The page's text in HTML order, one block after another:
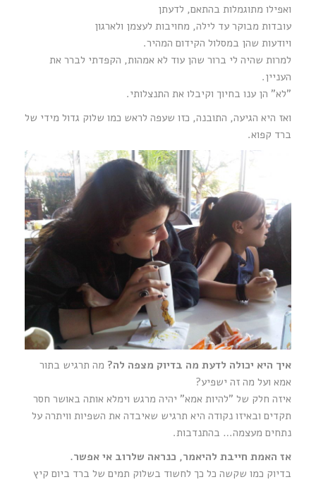
ואפילו מתוגמלות בהתאם, לדעתן
עובדות מבוקר עד לילה, מחויבות לעצמן ולארגון
ויודעות שהן במסלול הקידום המהיר.
למרות שהיה לי ברור שהן עוד לא אמהות, הקפדתי לברר את
העניין.
"לא" הן ענו בחיוך וקיבלו את התנצלותי.
ואז היא הגיעה, התובנה, כזו שעפה לראש כמו שלוק גדול מידי של
ברד קפוא.
איך היא יכולה לדעת מה בדיוק מצפה לה? מה תרגיש בתור
אמא ועל מה זה ישפיע?
איזה חלק של "להיות אמא" יהיה מרגש וימלא אותה באושר חסר
תקדים ובאיזו נקודה היא תרגיש שאיבדה את השפיות וויתרה על
נתחים מעצמה… בהתנדבות.
אז האמת חייבת להיאמר, כנראה שלרוב אי אפשר.
בדיוק כמו שקשה כל כך לחשוד בשלוק תמים של ברד ביום קיץ